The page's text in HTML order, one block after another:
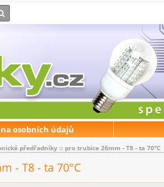
osobních údajů
předřadníky :: pro trubice 26mm - T8 - ta 70°C
- T8 - ta 70°C